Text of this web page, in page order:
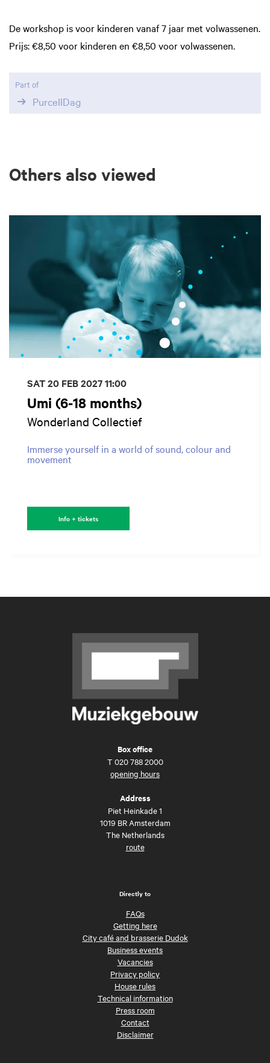
De workshop is voor kinderen vanaf 7 jaar met volwassenen.
Prijs: €8,50 voor kinderen en €8,50 voor volwassenen.
Part of
PurcellDag
Others also viewed
Umi (6-18 months)
Wonderland Collectief
Immerse yourself in a world of sound, colour and
movement
SAT 20 FEB 202711:00
Info + tickets
Box office
T 020 788 2000
opening hours
Address
Piet Heinkade 1
1019 BR Amsterdam
The Netherlands
route
Directly to
FAQs
Getting here
City café and brasserie Dudok
Business events
Vacancies
Privacy policy
House rules
Technical information
Press room
Contact
Disclaimer